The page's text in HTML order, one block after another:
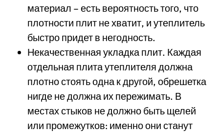
материал – есть вероятность того, что
плотности плит не хватит, и утеплитель
быстро придет в негодность.
Некачественная укладка плит. Каждая
отдельная плита утеплителя должна
плотно стоять одна к другой, обрешетка
нигде не должна их пережимать. В
местах стыков не должно быть щелей
или промежутков: именно они станут